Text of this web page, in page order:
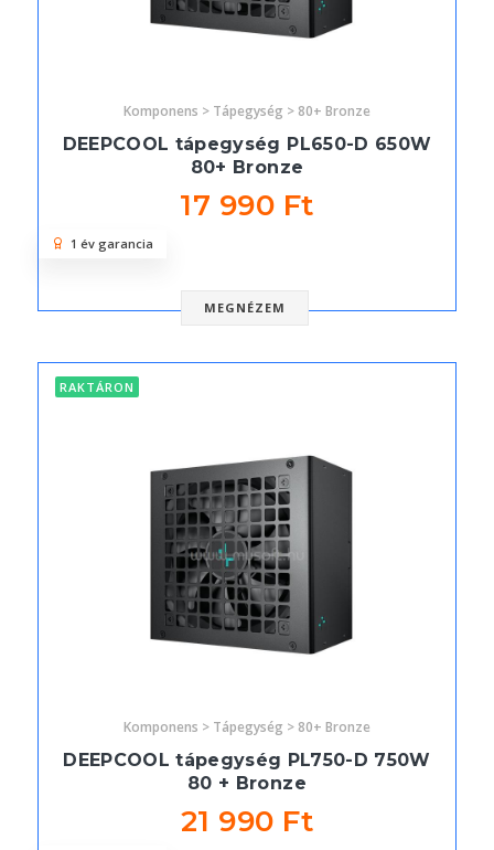
Komponens > Tápegység > 80+ Bronze
DEEPCOOL tápegység PL650-D 650W
80+ Bronze
17 990 Ft
MEGNÉZEM
1 év garancia
RAKTÁRON
Komponens > Tápegység > 80+ Bronze
DEEPCOOL tápegység PL750-D 750W
80 + Bronze
21 990 Ft